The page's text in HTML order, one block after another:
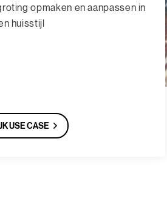
doorberekend
om milieukosten mee te
SJABLOON